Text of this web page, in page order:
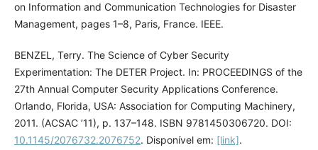
on Information and Communication Technologies for Disaster
Management, pages 1–8, Paris, France. IEEE.
BENZEL, Terry. The Science of Cyber Security
Experimentation: The DETER Project. In: PROCEEDINGS of the
27th Annual Computer Security Applications Conference.
Orlando, Florida, USA: Association for Computing Machinery,
2011. (ACSAC ’11), p. 137–148. ISBN 9781450306720. DOI:
10.1145/2076732.2076752. Disponível em: [link].